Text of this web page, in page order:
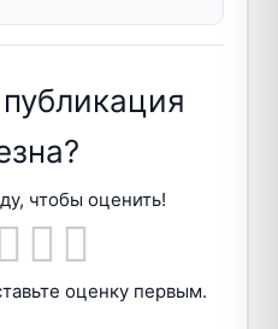
чтобы оценить!
оценку первым.